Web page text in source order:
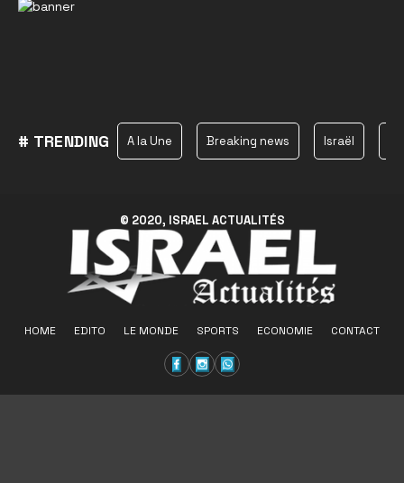
# TRENDING A la Une Breaking news Israël
© 2020, ISRAEL ACTUALITÉS
HOME EDITO LE MONDE SPORTS ECONOMIE CONTACT